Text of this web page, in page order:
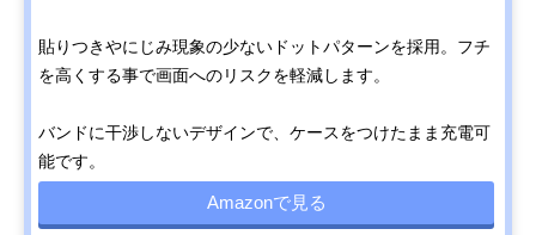
貼りつきやにじみ現象の少ないドットパターンを採用。フチ
を高くする事で画面へのリスクを軽減します。
バンドに干渉しないデザインで、ケースをつけたまま充電可
能です。
Amazonで見る